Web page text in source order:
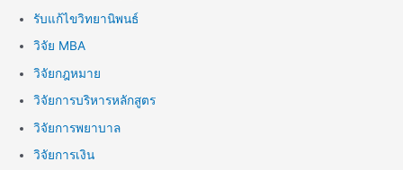
รับแก้ไขวิทยานิพนธ์
วิจัย MBA
วิจัยกฎหมาย
วิจัยการบริหารหลักสูตร
วิจัยการพยาบาล
วิจัยการเงิน